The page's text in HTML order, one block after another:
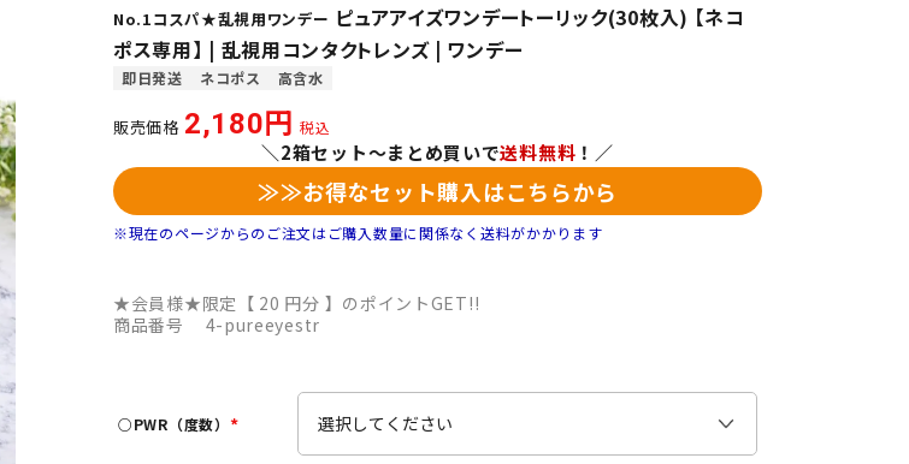
No.1コスパ★乱視用ワンデー ピュアアイズワンデートーリック(30枚入) 【ネコ
ポス専用】 | 乱視用コンタクトレンズ | ワンデー
即日発送 ネコポス 高含水
販売価格 2,180 税込
＼2箱セット～まとめ買いで送料無料 ！／
≫≫お得なセット購入はこちらから
※現在のページからのご注文はご購入数量に関係なく送料がかかります
★会員様★限定【 20 円分 】のポイントGET!!
商品番号
4-pureeyestr
○PWR（度数）